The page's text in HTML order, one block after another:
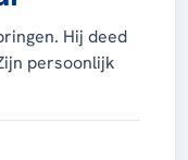
Hij deed
persoonlijk